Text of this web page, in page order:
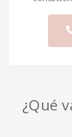
¿Qué